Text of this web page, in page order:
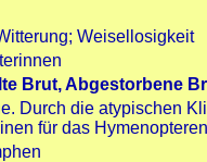
Weisellosigkeit
Brut, Abgestorbene
Durch die atypischen
für das